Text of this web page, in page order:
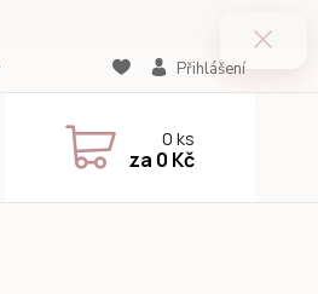
Přihlášení
0ks
za 0 Kč